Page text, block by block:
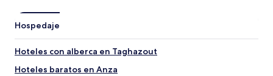
Hospedaje
Hoteles con alberca en Taghazout
Hoteles baratos en Anza